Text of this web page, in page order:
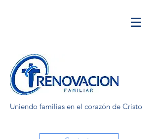
Uniendo familias en el corazón de Cristo